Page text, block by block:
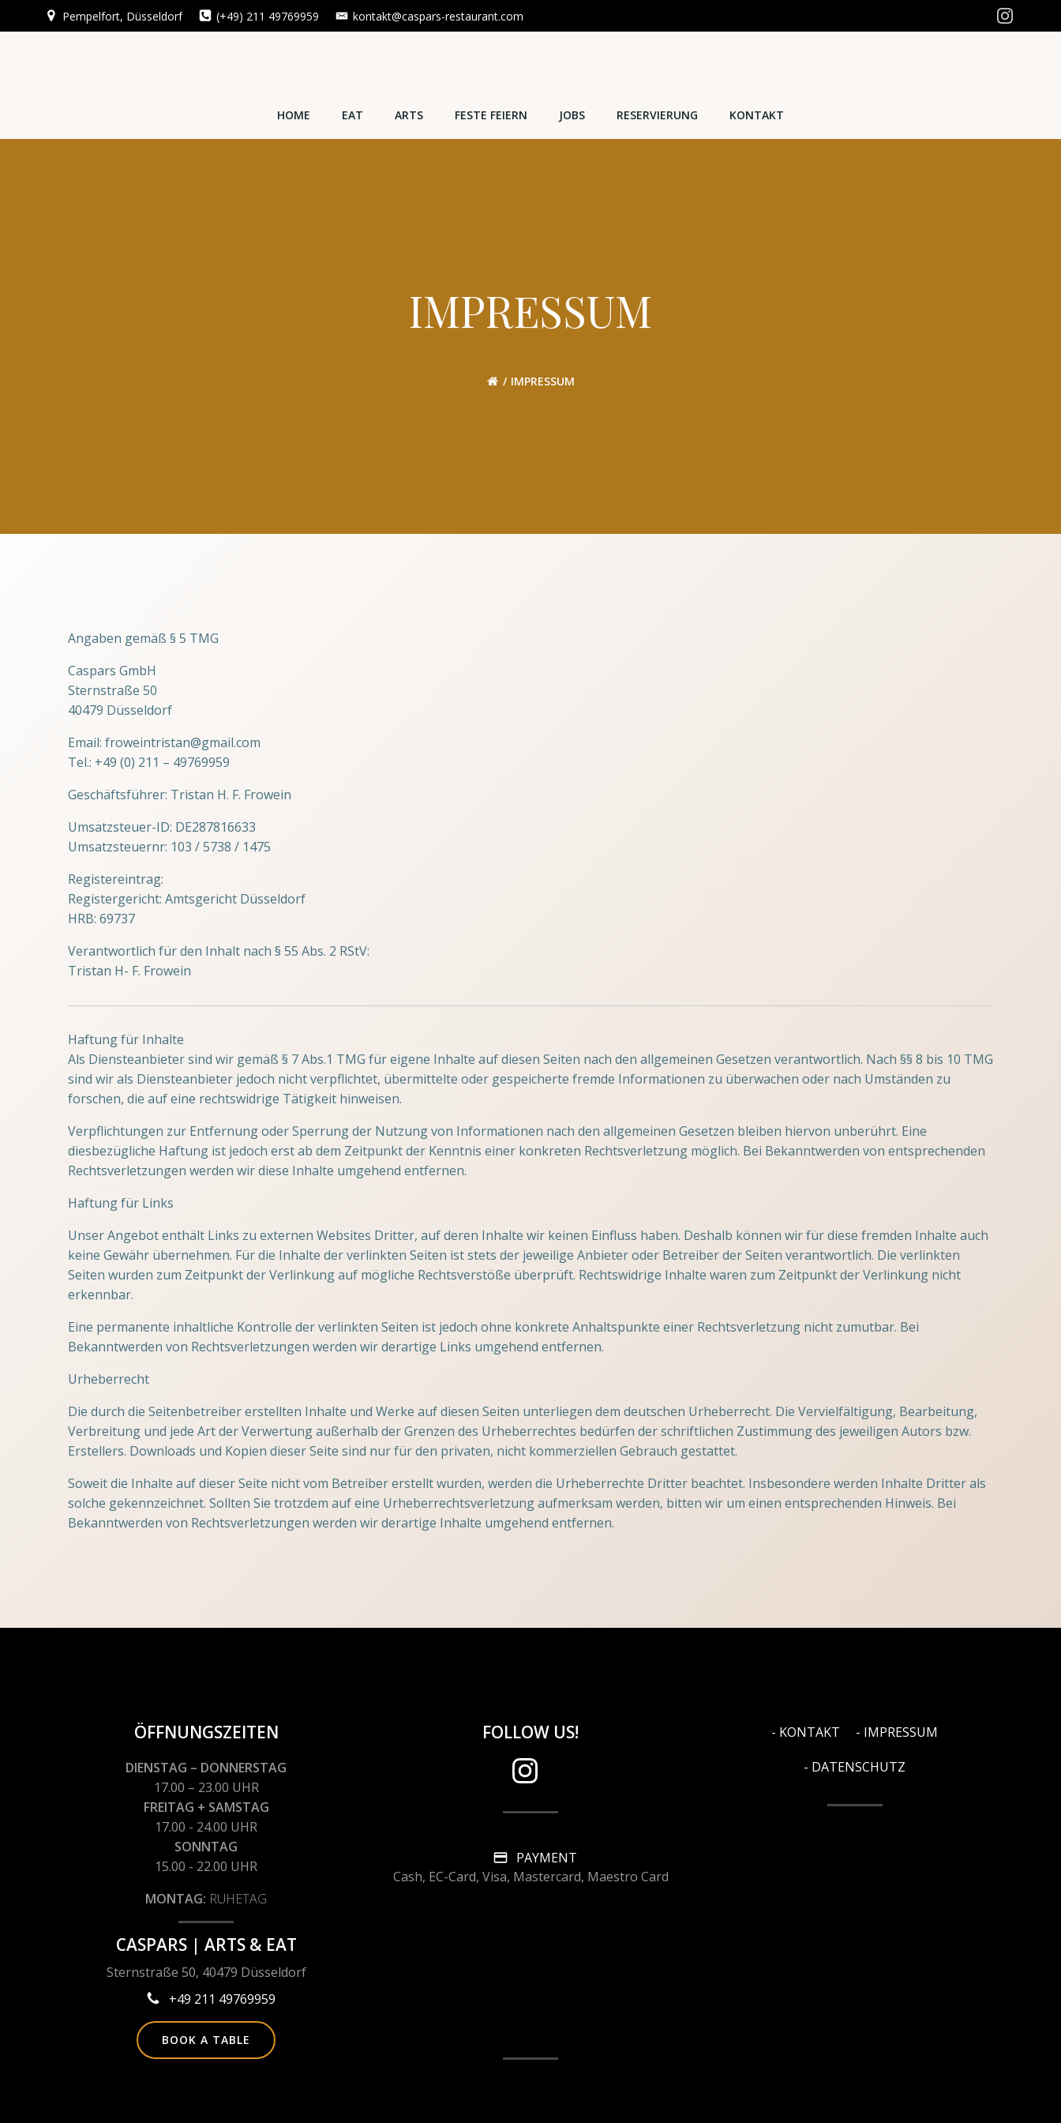
Inhalt
Pempelfort, Düsseldorf (+49) 211 49769959 kontakt@caspars-restaurant.com
HOME EAT ARTS FESTE FEIERN JOBS RESERVIERUNG KONTAKT
IMPRESSUM
IMPRESSUM
Angaben gemäß § 5 TMG
Caspars GmbH
Sternstraße 50
40479 Düsseldorf
Email: froweintristan@gmail.com
Tel.: +49 (0) 211 – 49769959
Geschäftsführer: Tristan H. F. Frowein
Umsatzsteuer-ID: DE287816633
Umsatzsteuernr: 103 / 5738 / 1475
Registereintrag:
Registergericht: Amtsgericht Düsseldorf
HRB: 69737
Verantwortlich für den Inhalt nach § 55 Abs. 2 RStV:
Tristan H- F. Frowein
Haftung für Inhalte
Als Diensteanbieter sind wir gemäß § 7 Abs.1 TMG für eigene Inhalte auf diesen Seiten nach den allgemeinen Gesetzen verantwortlich. Nach §§ 8 bis 10 TMG
sind wir als Diensteanbieter jedoch nicht verpflichtet, übermittelte oder gespeicherte fremde Informationen zu überwachen oder nach Umständen zu
forschen, die auf eine rechtswidrige Tätigkeit hinweisen.
Verpflichtungen zur Entfernung oder Sperrung der Nutzung von Informationen nach den allgemeinen Gesetzen bleiben hiervon unberührt. Eine
diesbezügliche Haftung ist jedoch erst ab dem Zeitpunkt der Kenntnis einer konkreten Rechtsverletzung möglich. Bei Bekanntwerden von entsprechenden
Rechtsverletzungen werden wir diese Inhalte umgehend entfernen.
Haftung für Links
Unser Angebot enthält Links zu externen Websites Dritter, auf deren Inhalte wir keinen Einfluss haben. Deshalb können wir für diese fremden Inhalte auch
keine Gewähr übernehmen. Für die Inhalte der verlinkten Seiten ist stets der jeweilige Anbieter oder Betreiber der Seiten verantwortlich. Die verlinkten
Seiten wurden zum Zeitpunkt der Verlinkung auf mögliche Rechtsverstöße überprüft. Rechtswidrige Inhalte waren zum Zeitpunkt der Verlinkung nicht
erkennbar.
Eine permanente inhaltliche Kontrolle der verlinkten Seiten ist jedoch ohne konkrete Anhaltspunkte einer Rechtsverletzung nicht zumutbar. Bei
Bekanntwerden von Rechtsverletzungen werden wir derartige Links umgehend entfernen.
Urheberrecht
Die durch die Seitenbetreiber erstellten Inhalte und Werke auf diesen Seiten unterliegen dem deutschen Urheberrecht. Die Vervielfältigung, Bearbeitung,
Verbreitung und jede Art der Verwertung außerhalb der Grenzen des Urheberrechtes bedürfen der schriftlichen Zustimmung des jeweiligen Autors bzw.
Erstellers. Downloads und Kopien dieser Seite sind nur für den privaten, nicht kommerziellen Gebrauch gestattet.
Soweit die Inhalte auf dieser Seite nicht vom Betreiber erstellt wurden, werden die Urheberrechte Dritter beachtet. Insbesondere werden Inhalte Dritter als
solche gekennzeichnet. Sollten Sie trotzdem auf eine Urheberrechtsverletzung aufmerksam werden, bitten wir um einen entsprechenden Hinweis. Bei
Bekanntwerden von Rechtsverletzungen werden wir derartige Inhalte umgehend entfernen.
ÖFFNUNGSZEITEN
DIENSTAG – DONNERSTAG
17.00 – 23.00 UHR
FREITAG + SAMSTAG
17.00 - 24.00 UHR
SONNTAG
15.00 - 22.00 UHR
MONTAG: RUHETAG
CASPARS | ARTS & EAT
Sternstraße 50, 40479 Düsseldorf
+49 211 49769959
BOOK A TABLE
FOLLOW US!
PAYMENT
Cash, EC-Card, Visa, Mastercard, Maestro Card
- KONTAKT
- IMPRESSUM
- DATENSCHUTZ